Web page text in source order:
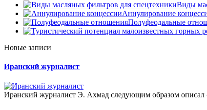
Виды
Аннулирование
Полуфеодальные
Новые записи
Иранский журналист
Иранский журналист Э. Ахмад следующим образом описал